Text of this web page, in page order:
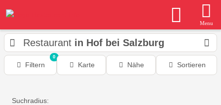
Menu
Restaurant in Hof bei Salzburg
Filtern
0
Karte Nähe Sortieren
Suchradius: